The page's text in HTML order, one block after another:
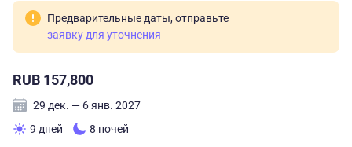
летом!Предварительные даты, отправьте
заявку для уточнения
RUB 157,800
29 дек. — 6 янв. 2027
9 дней
8 ночей